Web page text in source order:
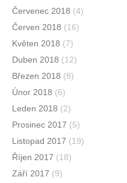
Červenec 2018 (4)
Červen 2018 (16)
Květen 2018 (7)
Duben 2018 (12)
Březen 2018 (8)
Únor 2018 (6)
Leden 2018 (2)
Prosinec 2017 (5)
Listopad 2017 (19)
Říjen 2017 (18)
Září 2017 (9)